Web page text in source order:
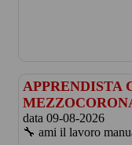
APPRENDISTA
data 09-08-2026
🔧 ami il lavoro